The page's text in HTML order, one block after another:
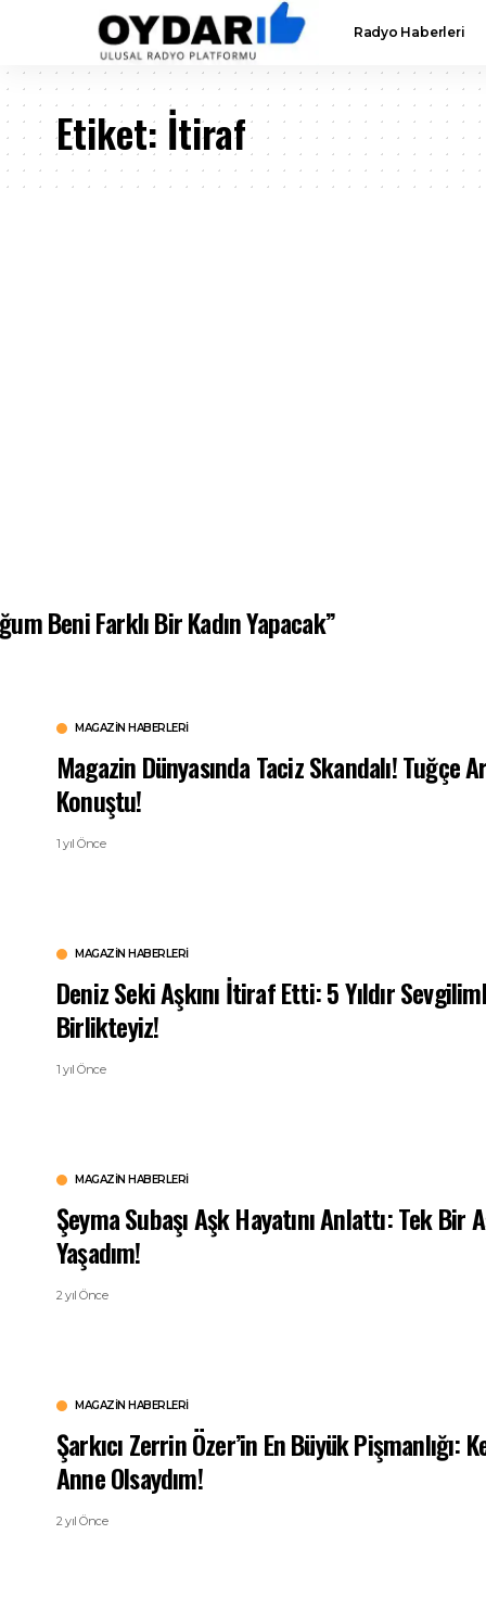
Radyo Haberleri
Etiket: İtiraf
Beni Farklı Bir Kadın Yapacak”
MAGAZIN HABERLERI
Magazin Dünyasında Taciz Skandalı! Tuğçe
Konuştu!
1 yıl Önce
MAGAZIN HABERLERI
Deniz Seki Aşkını İtiraf Etti: 5 Yıldır
Birlikteyiz!
1 yıl Önce
MAGAZIN HABERLERI
Şeyma Subaşı Aşk Hayatını Anlattı: Tek Bir
Yaşadım!
2 yıl Önce
MAGAZIN HABERLERI
Şarkıcı Zerrin Özer’in En Büyük Pişmanlığı:
Anne Olsaydım!
2 yıl Önce